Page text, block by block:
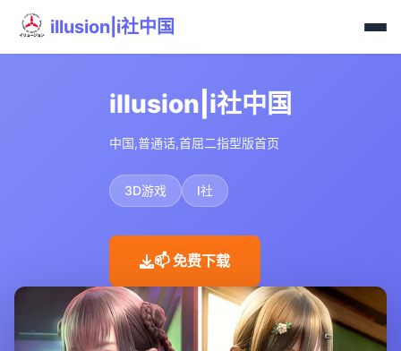
illusion|i社中国
illusion|i社中国
中国,普通话,首屈二指型版首页
3D游戏 I社
📫 免费下载